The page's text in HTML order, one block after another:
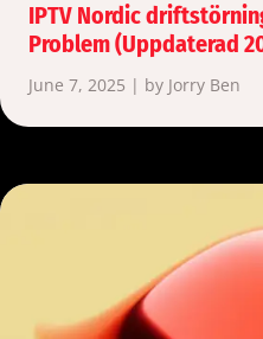
IPTV Nordic
Problem (Uppdaterad
June 7, 2025 | by Jorry Ben